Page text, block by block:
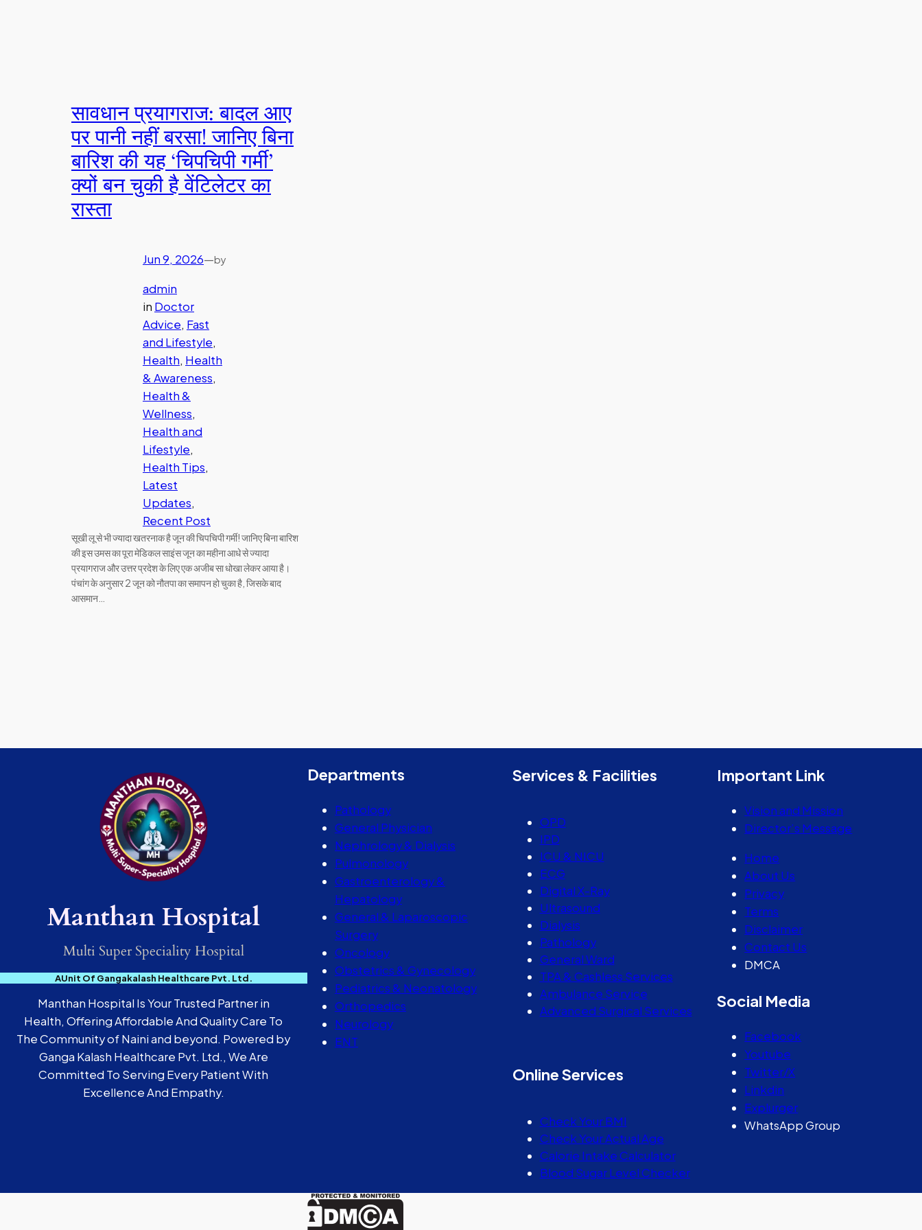
सावधान प्रयागराज: बादल आए
पर पानी नहीं बरसा! जानिए बिना
बारिश की यह ‘चिपचिपी गर्मी’
क्यों बन चुकी है वेंटिलेटर का
रास्ता
Jun 9, 2026—by
admin
in Doctor
Advice, Fast
and Lifestyle
Health, Health
& Awareness
Health &
Wellness
Health and
Lifestyle
Health Tips
Latest
Updates
Recent Post
सूखी लू से भी ज्यादा खतरनाक है जून की चिपचिपी गर्मी! जानिए बिना बारिश
की इस उमस का पूरा मेडिकल साइंस जून का महीना आधे से ज्यादा
प्रयागराज और उत्तर प्रदेश के लिए एक अजीब सा धोखा लेकर आया है।
पंचांग के अनुसार 2 जून को नौतपा का समापन हो चुका है, जिसके बाद
आसमान…
Manthan Hospital
Multi Super Speciality Hospital
AUnit Of Gangakalash Healthcare Pvt. Ltd.
Manthan Hospital Is Your Trusted Partner in
Health, Offering Affordable And Quality Care To
The Community of Naini and beyond. Powered by
Ganga Kalash Healthcare Pvt. Ltd., We Are
Committed To Serving Every Patient With
Excellence And Empathy.
Departments
Pathology
General Physician
Nephrology & Dialysis
Pulmonology
Gastroenterology &
Hepatology
General & Laparoscopic
Surgery
Oncology
Obstetrics & Gynecology
Pediatrics & Neonatology
Orthopedics
Neurology
ENT
Services & Facilities
OPD
IPD
ICU & NICU
ECG
Digital X-Ray
Ultrasound
Dialysis
Pathology
General Ward
TPA & Cashless Services
Ambulance Service
Advanced Surgical Services
Online Services
Check Your BMI
Check Your Actual Age
Calorie Intake Calculator
Blood Sugar Level Checker
Important Link
Vision and Mission
Director’s Message
Home
About Us
Privacy
Terms
Disclaimer
Contact Us
DMCA
Social Media
Facebook
Youtube
Twitter/X
Linkdin
Explurger
WhatsApp Group